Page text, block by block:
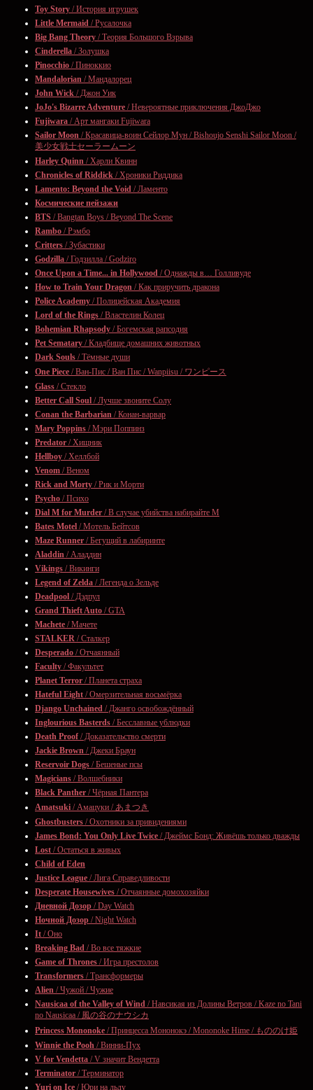
Toy Story / История игрушек
Little Mermaid / Русалочка
Big Bang Theory / Теория Большого Взрыва
Cinderella / Золушка
Pinocchio / Пиноккио
Mandalorian / Мандалорец
John Wick / Джон Уик
JoJo's Bizarre Adventure / Невероятные приключения ДжоДжо
Fujiwara / Арт мангаки Fujiwara
Sailor Moon / Красавица-воин Сейлор Мун / Bishoujo Senshi Sailor Moon /
美少女戦士セーラームーン
Harley Quinn / Харли Квинн
Chronicles of Riddick / Хроники Риддика
Lamento: Beyond the Void / Ламенто
Космические пейзажи
BTS / Bangtan Boys / Beyond The Scene
Rambo / Рэмбо
Critters / Зубастики
Godzilla / Годзилла / Godziro
Once Upon a Time... in Hollywood / Однажды в… Голливуде
How to Train Your Dragon / Как приручить дракона
Police Academy / Полицейская Академия
Lord of the Rings / Властелин Колец
Bohemian Rhapsody / Богемская рапсодия
Pet Sematary / Кладбище домашних животных
Dark Souls / Тёмные души
One Piece / Ван-Пис / Ван Пис / Wanpiisu / ワンピース
Glass / Стекло
Better Call Soul / Лучше звоните Солу
Conan the Barbarian / Конан-варвар
Mary Poppins / Мэри Поппинз
Predator / Хищник
Hellboy / Хеллбой
Venom / Веном
Rick and Morty / Рик и Морти
Psycho / Психо
Dial M for Murder / В случае убийства набирайте М
Bates Motel / Мотель Бейтсов
Maze Runner / Бегущий в лабиринте
Aladdin / Аладдин
Vikings / Викинги
Legend of Zelda / Легенда о Зельде
Deadpool / Дэдпул
Grand Thieft Auto / GTA
Machete / Мачете
STALKER / Сталкер
Desperado / Отчаянный
Faculty / Факультет
Planet Terror / Планета страха
Hateful Eight / Омерзительная восьмёрка
Django Unchained / Джанго освобождённый
Inglourious Basterds / Бесславные ублюдки
Death Proof / Доказательство смерти
Jackie Brown / Джеки Браун
Reservoir Dogs / Бешеные псы
Magicians / Волшебники
Black Panther / Чёрная Пантера
Amatsuki / Амацуки / あまつき
Ghostbusters / Охотники за привидениями
James Bond: You Only Live Twice / Джеймс Бонд: Живёшь только дважды
Lost / Остаться в живых
Child of Eden
Justice League / Лига Справедливости
Desperate Housewives / Отчаянные домохозяйки
Дневной Дозор / Day Watch
Ночной Дозор / Night Watch
It / Оно
Breaking Bad / Во все тяжкие
Game of Thrones / Игра престолов
Transformers / Трансформеры
Alien / Чужой / Чужие
Nausicaa of the Valley of Wind / Навсикая из Долины Ветров / Kaze no Tani
no Nausicaa / 風の谷のナウシカ
Princess Mononoke / Принцесса Мононокэ / Mononoke Hime / もののけ姫
Winnie the Pooh / Винни-Пух
V for Vendetta / V значит Вендетта
Terminator / Терминатор
Yuri on Ice / Юри на льду